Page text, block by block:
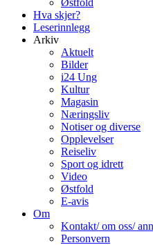
Østfold
Hva skjer?
Leserinnlegg
Arkiv
Aktuelt
Bilder
i24 Ung
Kultur
Magasin
Næringsliv
Notiser og diverse
Opplevelser
Reiseliv
Sport og idrett
Video
Østfold
E-avis
Om
Kontakt/ om oss/
Personvern